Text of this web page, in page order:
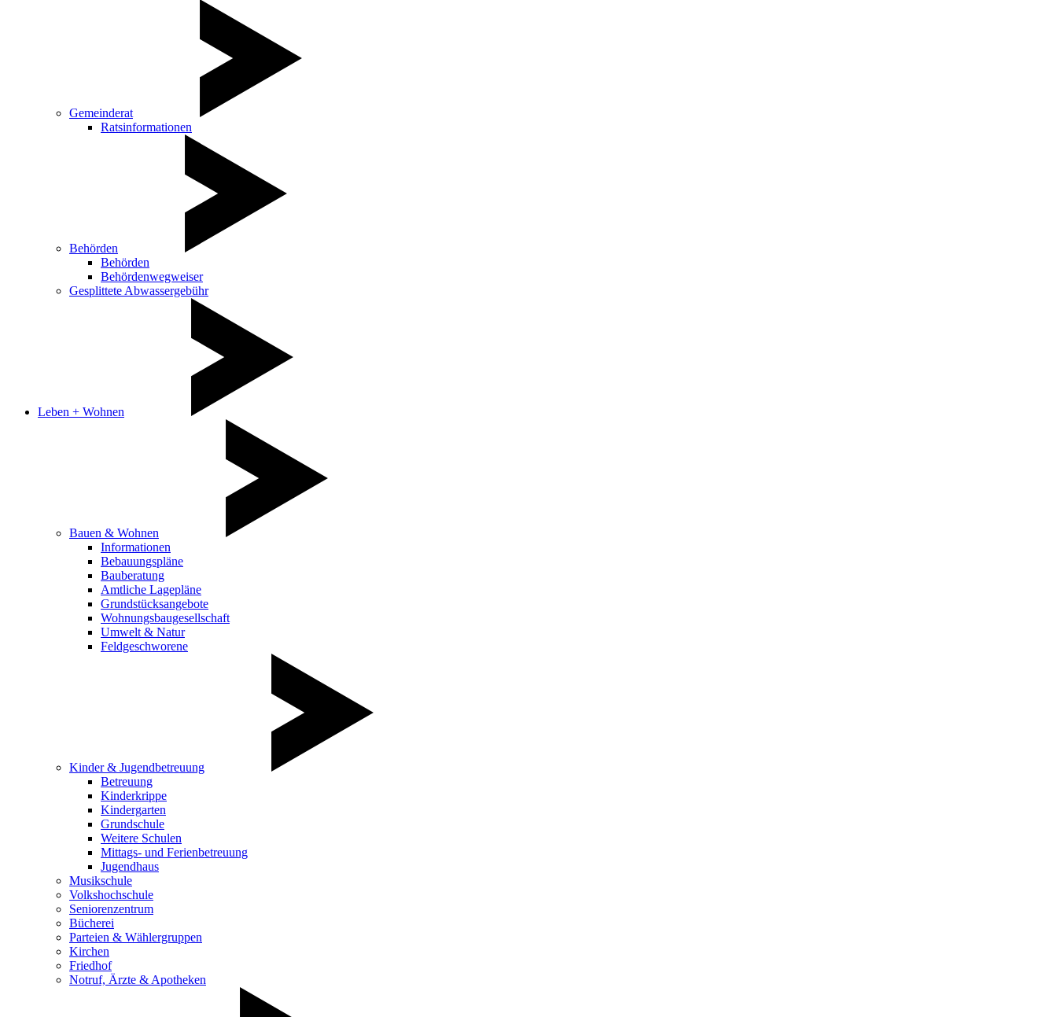
Gemeinderat
Ratsinformationen
Behörden
Behörden
Behördenwegweiser
Gesplittete Abwassergebühr
Leben + Wohnen
Bauen & Wohnen
Informationen
Bebauungspläne
Bauberatung
Amtliche Lagepläne
Grundstücksangebote
Wohnungsbaugesellschaft
Umwelt & Natur
Feldgeschworene
Kinder & Jugendbetreuung
Betreuung
Kinderkrippe
Kindergarten
Grundschule
Weitere Schulen
Mittags- und Ferienbetreuung
Jugendhaus
Musikschule
Volkshochschule
Seniorenzentrum
Bücherei
Parteien & Wählergruppen
Kirchen
Friedhof
Notruf, Ärzte & Apotheken